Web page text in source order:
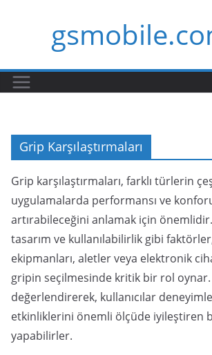
Grip Karşılaştırmaları
Grip karşılaştırmaları, farklı türlerin
uygulamalarda performansı ve
artırabileceğini anlamak için
tasarım ve kullanılabilirlik gibi
ekipmanları, aletler veya elektronik
gripin seçilmesinde kritik bir rol
değerlendirerek, kullanıcılar
etkinliklerini önemli ölçüde iyileştiren
yapabilirler.